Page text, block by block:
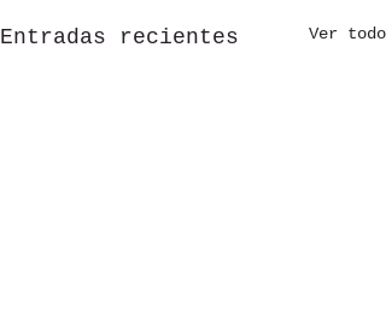
Entradas recientes Ver todo